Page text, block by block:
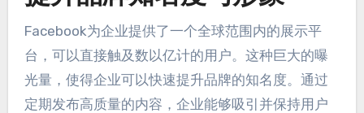
Facebook为企业提供了一个全球范围内的展示平
台 ， 可以直接触及数以亿计的用户。 这种巨大的曝
光量 ， 使得企业可以快速提升品牌的知名度。 通过
定期发布高质量的内容 ， 企业能够吸引并保持用户